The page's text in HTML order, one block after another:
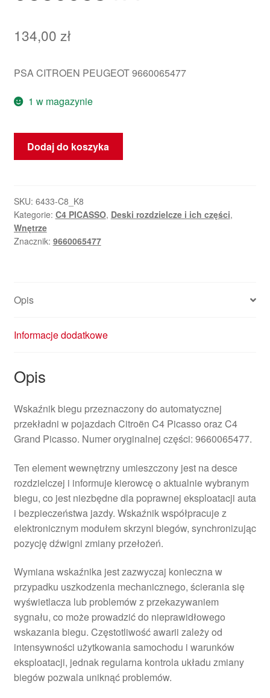
134,00 zł
PSA CITROEN PEUGEOT 9660065477
1 w magazynie
ilość
Wskaźnik
C4
Picasso
9660065477
Dodaj do koszyka
SKU: 6433-C8_K8
Kategorie: C4 PICASSO, Deski rozdzielcze i ich części,
Wnętrze
Znacznik: 9660065477
Opis
Informacje dodatkowe
Opis
Wskaźnik biegu przeznaczony do automatycznej
przekładni w pojazdach Citroën C4 Picasso oraz C4
Grand Picasso. Numer oryginalnej części: 9660065477.
Ten element wewnętrzny umieszczony jest na desce
rozdzielczej i informuje kierowcę o aktualnie wybranym
biegu, co jest niezbędne dla poprawnej eksploatacji auta
i bezpieczeństwa jazdy. Wskaźnik współpracuje z
elektronicznym modułem skrzyni biegów, synchronizując
pozycję dźwigni zmiany przełożeń.
Wymiana wskaźnika jest zazwyczaj konieczna w
przypadku uszkodzenia mechanicznego, ścierania się
wyświetlacza lub problemów z przekazywaniem
sygnału, co może prowadzić do nieprawidłowego
wskazania biegu. Częstotliwość awarii zależy od
intensywności użytkowania samochodu i warunków
eksploatacji, jednak regularna kontrola układu zmiany
biegów pozwala uniknąć problemów.